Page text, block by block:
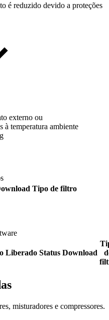
é reduzido devido a proteções
externo ou
à temperatura ambiente
Tipo de filtro
Liberado Status Download
misturadores e compressores.